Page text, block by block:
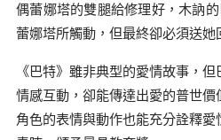
偶蕾娜塔的雙腿給修理好，木訥
蕾娜塔所觸動，但最終卻必須送她
《巴特》雖非典型的愛情故事，
情感互動，卻能傳達出愛的普世
角色的表情與動作也能充分詮釋